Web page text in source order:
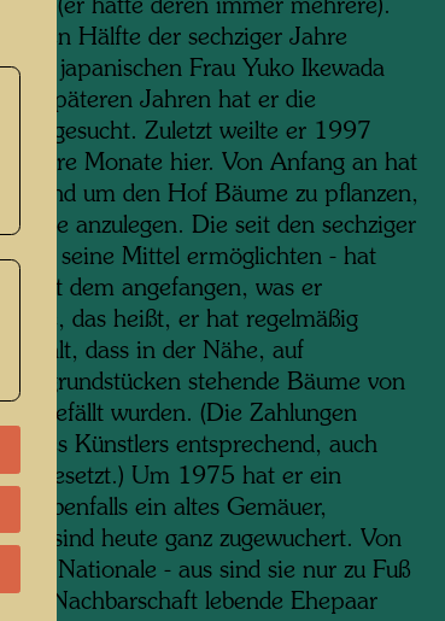
(er hatte deren immer mehrere).
ersten Hälfte der sechziger Jahre
japanischen Frau Yuko Ikewada
in späteren Jahren hat er die
aufgesucht. Zuletzt weilte er 1997
Monate hier. Von Anfang an hat
rund um den Hof Bäume zu pflanzen,
anzulegen. Die seit den sechziger
ihm seine Mittel ermöglichten - hat
mit dem angefangen, was er
das heißt, er hat regelmäßig
dass in der Nähe, auf
stehende Bäume von
gefällt wurden. (Die Zahlungen
des Künstlers entsprechend, auch
fortgesetzt.) Um 1975 hat er ein
ebenfalls ein altes Gemäuer,
sind heute ganz zugewuchert. Von
Nationale - aus sind sie nur zu Fuß
der Nachbarschaft lebende Ehepaar